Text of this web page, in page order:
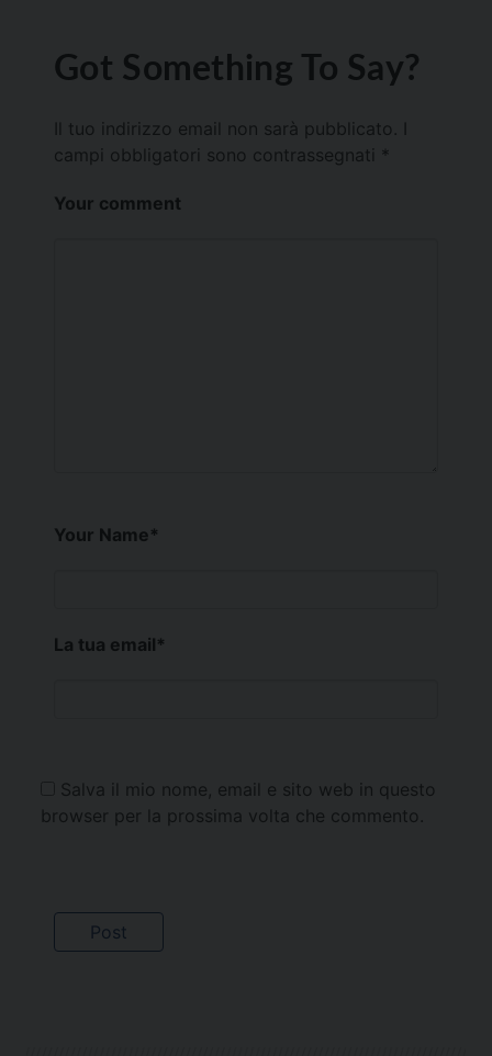
Got Something To Say?
Il tuo indirizzo email non sarà pubblicato.
campi obbligatori sono contrassegnati *
Your comment
Your Name*
La tua email*
Salva il mio nome, email e sito web in questo
browser per la prossima volta che commento.